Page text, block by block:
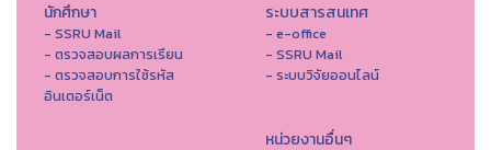
นักศึกษา
- SSRU Mail
- ตรวจสอบผลการเรียน
- ตรวจสอบการใช้รหัส
อินเตอร์เน็ต
ระบบสารสนเทศ
- e-office
- SSRU Mail
- ระบบวิจัยออนไลน์
หน่วยงานอื่นๆ